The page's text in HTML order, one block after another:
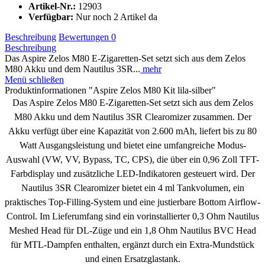
Artikel-Nr.: 12903
Verfügbar: Nur noch 2 Artikel da
Beschreibung Bewertungen 0
Beschreibung
Das Aspire Zelos M80 E-Zigaretten-Set setzt sich aus dem Zelos
M80 Akku und dem Nautilus 3SR... mehr
Menü schließen
Produktinformationen "Aspire Zelos M80 Kit lila-silber"
Das Aspire Zelos M80 E-Zigaretten-Set setzt sich aus dem Zelos
M80 Akku und dem Nautilus 3SR Clearomizer zusammen. Der
Akku verfügt über eine Kapazität von 2.600 mAh, liefert bis zu 80
Watt Ausgangsleistung und bietet eine umfangreiche Modus-
Auswahl (VW, VV, Bypass, TC, CPS), die über ein 0,96 Zoll TFT-
Farbdisplay und zusätzliche LED-Indikatoren gesteuert wird. Der
Nautilus 3SR Clearomizer bietet ein 4 ml Tankvolumen, ein
praktisches Top-Filling-System und eine justierbare Bottom Airflow-
Control. Im Lieferumfang sind ein vorinstallierter 0,3 Ohm Nautilus
Meshed Head für DL-Züge und ein 1,8 Ohm Nautilus BVC Head
für MTL-Dampfen enthalten, ergänzt durch ein Extra-Mundstück
und einen Ersatzglastank.